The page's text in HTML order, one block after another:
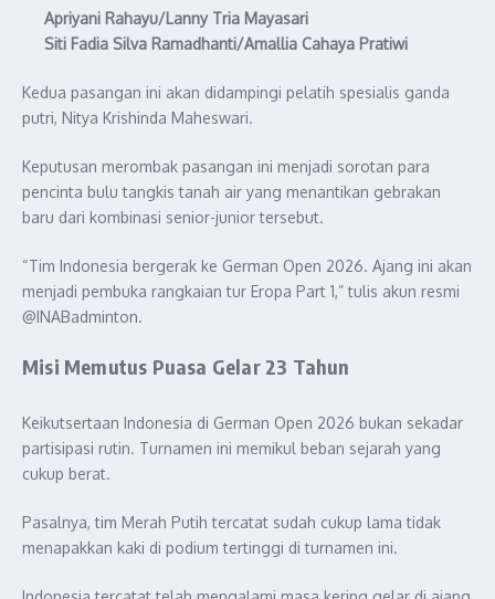
Apriyani Rahayu/Lanny Tria Mayasari
Siti Fadia Silva Ramadhanti/Amallia Cahaya Pratiwi
Kedua pasangan ini akan didampingi pelatih spesialis ganda
putri, Nitya Krishinda Maheswari.
Keputusan merombak pasangan ini menjadi sorotan para
pencinta bulu tangkis tanah air yang menantikan gebrakan
baru dari kombinasi senior-junior tersebut.
“Tim Indonesia bergerak ke German Open 2026. Ajang ini akan
menjadi pembuka rangkaian tur Eropa Part 1,” tulis akun resmi
@INABadminton.
Misi Memutus Puasa Gelar 23 Tahun
Keikutsertaan Indonesia di German Open 2026 bukan sekadar
partisipasi rutin. Turnamen ini memikul beban sejarah yang
cukup berat.
Pasalnya, tim Merah Putih tercatat sudah cukup lama tidak
menapakkan kaki di podium tertinggi di turnamen ini.